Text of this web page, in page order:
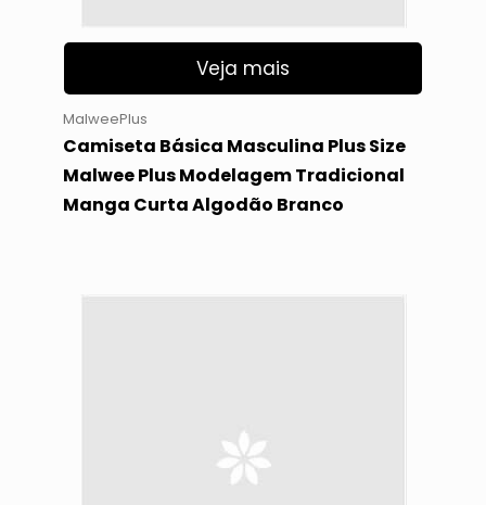
Veja mais
MalweePlus
Camiseta Básica Masculina Plus Size
Malwee Plus Modelagem Tradicional
Manga Curta Algodão Branco